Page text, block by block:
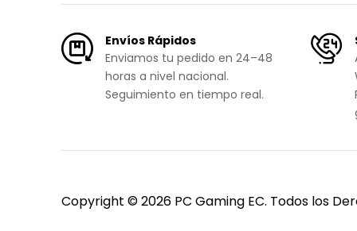
Envíos Rápidos
Enviamos tu pedido en 24–48
horas a nivel nacional.
Seguimiento en tiempo real.
Copyright © 2026 PC Gaming EC. Todos los